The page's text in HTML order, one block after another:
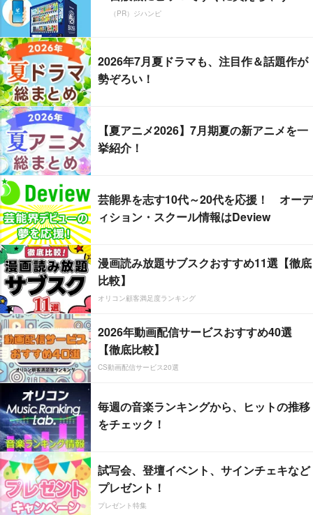
（PR）ジハンピ
2026年7月夏ドラマも、注目作＆話題作が
勢ぞろい！
【夏アニメ2026】7月期夏の新アニメを一
挙紹介！
芸能界を志す10代～20代を応援！ オーデ
ィション・スクール情報はDeview
漫画読み放題サブスクおすすめ11選【徹底
比較】
オリコン顧客満足度ランキング
2026年動画配信サービスおすすめ40選
【徹底比較】
CS動画配信サービス20選
毎週の音楽ランキングから、ヒットの推移
をチェック！
試写会、登壇イベント、サインチェキなど
プレゼント！
プレゼント特集